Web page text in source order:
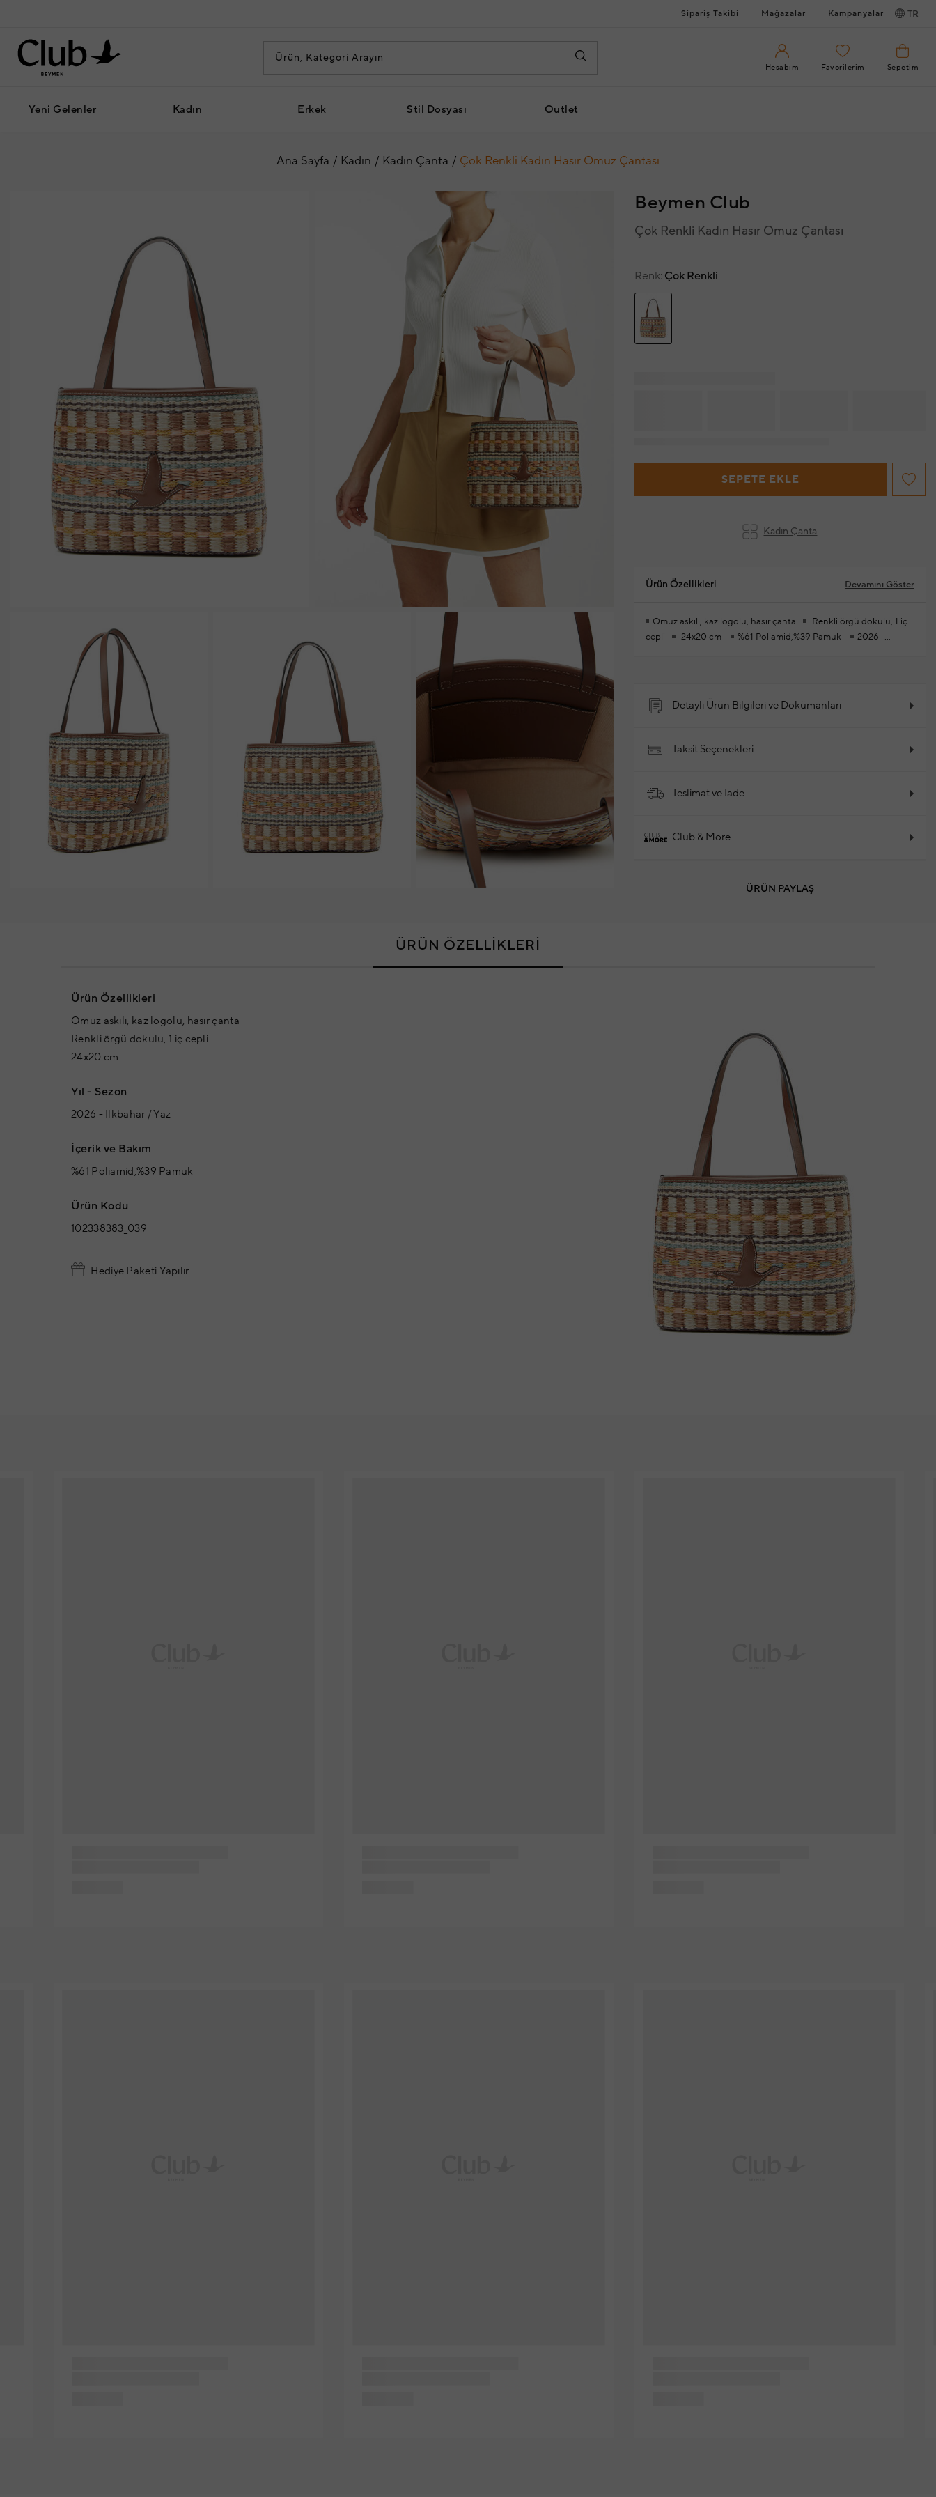
Sipariş Takibi Mağazalar Kampanyalar TR
Hesabım Favorilerim Sepetim
Yeni Gelenler Kadın Erkek Stil Dosyası Outlet
Ana Sayfa Kadın Kadın Çanta Çok Renkli Kadın Hasır Omuz Çantası
Beymen Club
Çok Renkli Kadın Hasır Omuz Çantası
Renk Çok Renkli
SEPETE EKLE
Kadın Çanta
Ürün Özellikleri Devamını Göster
Omuz askılı, kaz logolu, hasır çanta
Renkli örgü dokulu, 1 iç
cepli
24x20 cm %61 Poliamid,%39 Pamuk
2026 -
Detaylı Ürün Bilgileri ve Dokümanları
Taksit Seçenekleri
Teslimat ve İade
Club & More
ÜRÜN PAYLAŞ
ÜRÜN ÖZELLİKLERİ
Ürün Özellikleri
Omuz askılı, kaz logolu, hasır çanta
Renkli örgü dokulu, 1 iç cepli
24x20 cm
Yıl - Sezon
2026 - İlkbahar / Yaz
İçerik ve Bakım
%61 Poliamid,%39 Pamuk
Ürün Kodu
102338383_039
Hediye Paketi Yapılır